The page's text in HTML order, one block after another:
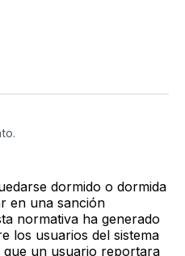
dormido o dormida
en una sanción
normativa ha generado
los usuarios del sistema
un usuario reportara